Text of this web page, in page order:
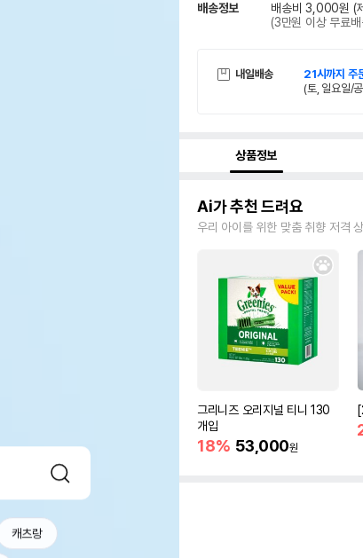
캐츠랑
배송정보 배송비 3,000원 (
(3만원 이상 무료배
내일배송 21시까지 주
(토, 일요일/
상품정보
Ai가 추천 드려요
우리 아이를 위한 맞춤 취향 저격
그리니즈 오리지널 티니 130
개입
18% 53,000원